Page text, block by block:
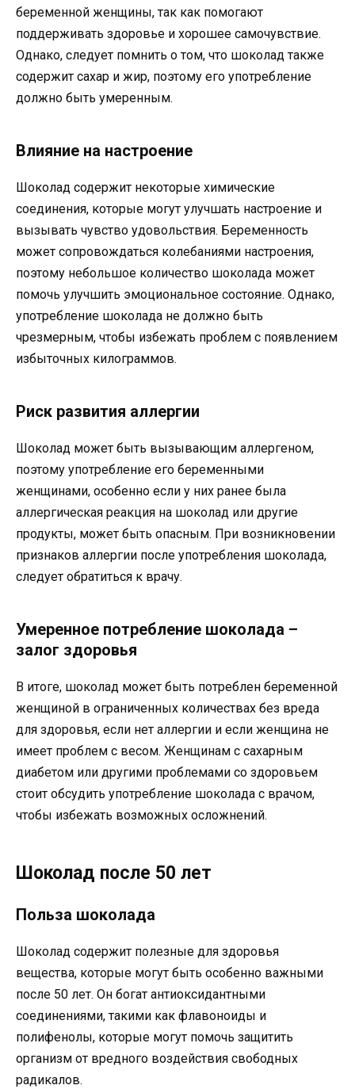
беременной женщины, так как помогают
поддерживать здоровье и хорошее самочувствие.
Однако, следует помнить о том, что шоколад также
содержит сахар и жир, поэтому его употребление
должно быть умеренным.
Влияние на настроение
Шоколад содержит некоторые химические
соединения, которые могут улучшать настроение и
вызывать чувство удовольствия. Беременность
может сопровождаться колебаниями настроения,
поэтому небольшое количество шоколада может
помочь улучшить эмоциональное состояние. Однако,
употребление шоколада не должно быть
чрезмерным, чтобы избежать проблем с появлением
избыточных килограммов.
Риск развития аллергии
Шоколад может быть вызывающим аллергеном,
поэтому употребление его беременными
женщинами, особенно если у них ранее была
аллергическая реакция на шоколад или другие
продукты, может быть опасным. При возникновении
признаков аллергии после употребления шоколада,
следует обратиться к врачу.
Умеренное потребление шоколада –
залог здоровья
В итоге, шоколад может быть потреблен беременной
женщиной в ограниченных количествах без вреда
для здоровья, если нет аллергии и если женщина не
имеет проблем с весом. Женщинам с сахарным
диабетом или другими проблемами со здоровьем
стоит обсудить употребление шоколада с врачом,
чтобы избежать возможных осложнений.
Шоколад после 50 лет
Польза шоколада
Шоколад содержит полезные для здоровья
вещества, которые могут быть особенно важными
после 50 лет. Он богат антиоксидантными
соединениями, такими как флавоноиды и
полифенолы, которые могут помочь защитить
организм от вредного воздействия свободных
радикалов.